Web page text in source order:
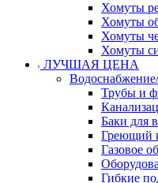
Хомуты
Хомуты
Хомуты
Хомуты
ЛУЧШАЯ ЦЕНА
Трубы и
Баки для
Греющий
Газовое
Гибкие